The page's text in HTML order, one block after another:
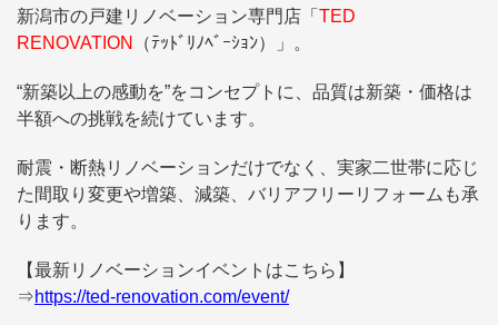
新潟市の戸建リノベーション専門店 「 TED
RENOVATION
（ﾃｯﾄﾞﾘﾉﾍﾞｰｼｮﾝ）」。
“新築以上の感動を”をコンセプトに、 品質は新築・価格は
半額への挑戦を続けています。
耐震・断熱リノベーションだけでなく、 実家二世帯に応じ
た間取り変更や増築、減築、バリアフリーリフォームも承
ります。
【最新リノベーションイベントはこちら】
⇒https://ted-renovation.com/event/